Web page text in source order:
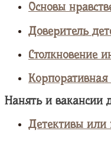
Основы
Доверитель
Столкновение
Корпоративная
Нанять и вакансии
Детективы или